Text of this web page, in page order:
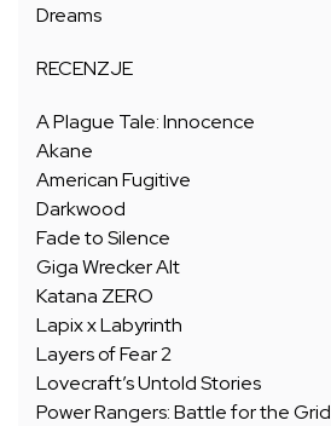
Dreams
RECENZJE
A Plague Tale: Innocence
Akane
American Fugitive
Darkwood
Fade to Silence
Giga Wrecker Alt
Katana ZERO
Lapix x Labyrinth
Layers of Fear 2
Lovecraft’s Untold Stories
Power Rangers: Battle for the Grid